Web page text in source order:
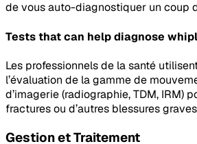
de vous auto-diagnostiquer un coup
Tests that can help diagnose
Les professionnels de la santé
l’évaluation de la gamme de
d’imagerie (radiographie, TDM, IRM)
fractures ou d’autres blessures
Gestion et Traitement